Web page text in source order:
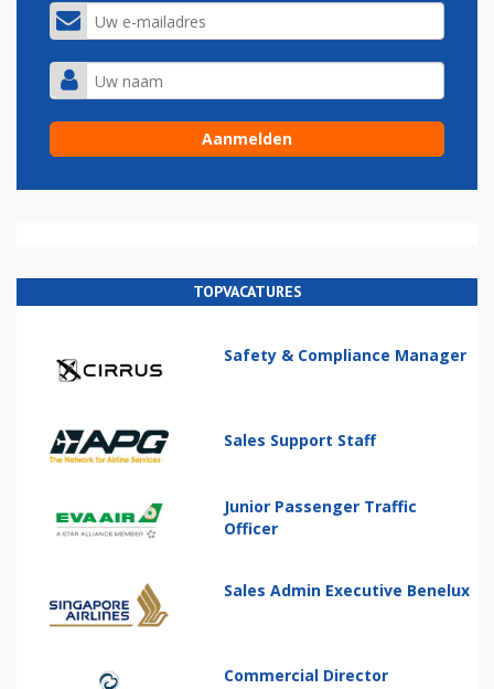
TOPVACATURES
Safety & Compliance Manager
Sales Support Staff
Junior Passenger Traffic
Officer
Sales Admin Executive Benelux
Commercial Director